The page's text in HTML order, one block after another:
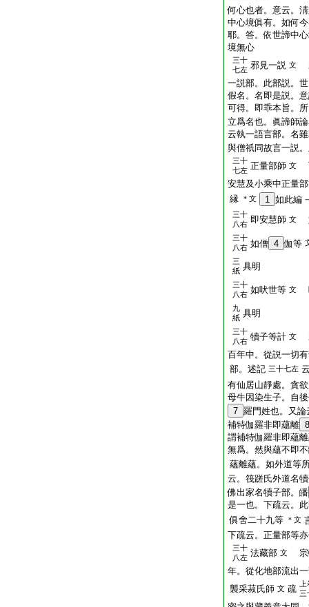
何心也者。意云。
中心境俱有。如何
耶。答。依世諦中
境無心
三十
七左 邪見一説 文
一説部。此部説。
假名。名即是説。
可得。即乖本旨。
立爲名也。眞諦師
云執一語言部。名
與僧祇同故言一説
三十
七左 正量部師 文
安慧及小乘中正量
縁 ＊文 1 如此編
三十
八右 即安慧師 文
三十
八右 如僧 4 伽等
三
紙 具明
三十
八右 如吠世等 文
九
紙 具明
三十
八右 犢子等計 文
百年中。從説一切
部。述記 三十七左
有仙居山靜處。貪
母牛因染生子。自
7 羅門姓也。又
補特伽羅非即蘊離 8
謂補特伽羅非即蘊
無爲。然與蘊不即
蘊離蘊。如外道等
云。筏蹉氏外道名
佛出家名犢子部。皤
是一也。下疏云。
俱舍二十九等 ＊文
下疏云。正量部等
三十
八左 法藏部 文
宗
年。從化地部流出
襲采菽氏師 文 疏 三